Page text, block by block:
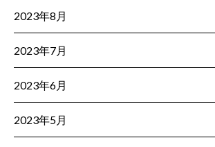
2023年8月
2023年7月
2023年6月
2023年5月